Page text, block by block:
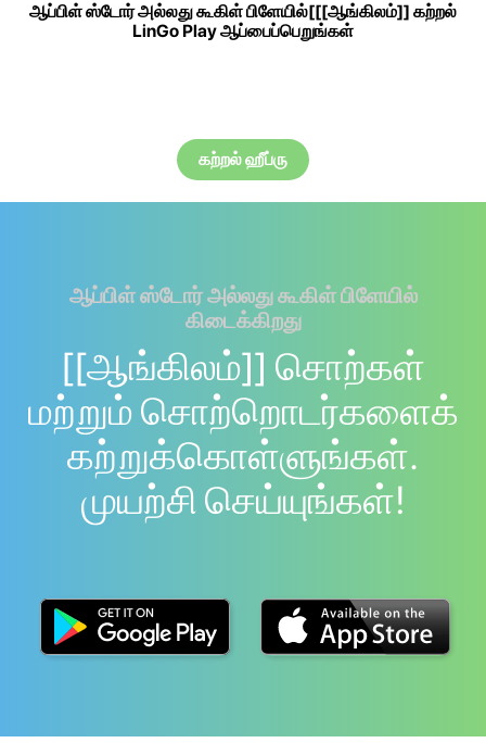
ஆப்பிள் ஸ்டோர் அல்லது கூகிள் பிளேயில்[[[ஆங்கிலம்]] கற்றல்
LinGo Play ஆப்பைப்பெறுங்கள்
கற்றல் ஹீப்ரு
ஆப்பிள் ஸ்டோர் அல்லது கூகிள் பிளேயில்
கிடைக்கிறது
[[ஆங்கிலம்]] சொற்கள்
மற்றும் சொற்றொடர்களைக்
கற்றுக்கொள்ளுங்கள்.
முயற்சி செய்யுங்கள்!